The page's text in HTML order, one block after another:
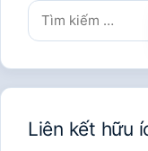
Tìm
kiếm
Liên kết hữu